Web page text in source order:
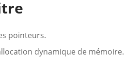
pointeurs.
dynamique de mémoire.